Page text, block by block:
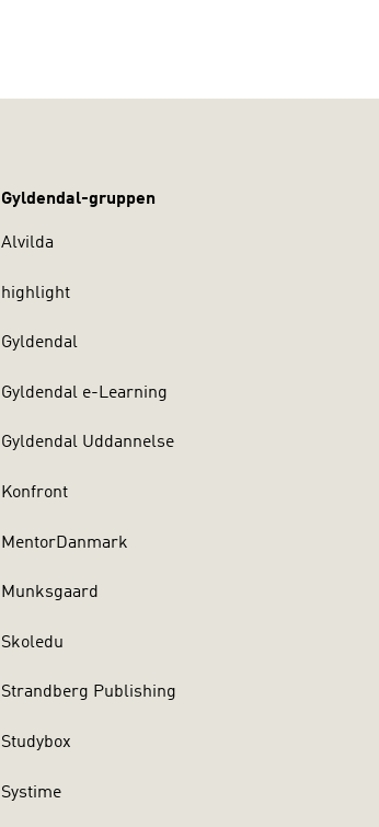
Gyldendal-gruppen
Alvilda
highlight
Gyldendal
Gyldendal e-Learning
Gyldendal Uddannelse
Konfront
MentorDanmark
Munksgaard
Skoledu
Strandberg Publishing
Studybox
Systime